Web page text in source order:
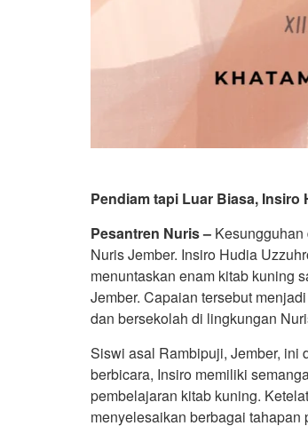
Pendiam tapi Luar Biasa,
Pesantren Nuris –
Nuris Jember. Insiro Hudia
menuntaskan enam kitab kuning
Jember. Capaian tersebut
dan bersekolah di lingkungan
Siswi asal Rambipuji, Jember, ini
berbicara, Insiro memiliki
pembelajaran kitab kuning.
menyelesaikan berbagai